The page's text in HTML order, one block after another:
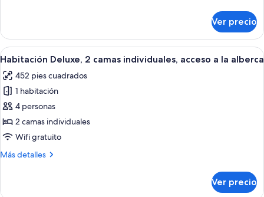
Pool
Access
(Garden
Wing
Separated
from
the
beach
by
a
Room,
King
Pool
Access
(Garden
Wing
Separated
from
the
beach
Ver precio
Abrir
todas
las
fotos
de
Habitación
Deluxe,
camas
Una habitación de hotel moderna
4
Habitación Deluxe, 2 camas individuales, acceso a la alberca
452 pies cuadrados
1 habitación
4 personas
2 camas individuales
Wifi gratuito
Más detalles
Más
Ver precio